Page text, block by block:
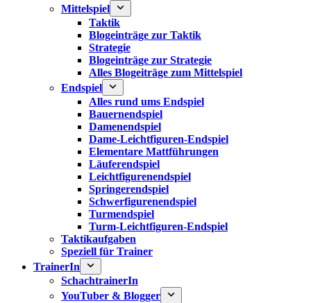
Mittelspiel
Taktik
Blogeinträge zur Taktik
Strategie
Blogeinträge zur Strategie
Alles Blogeiträge zum Mittelspiel
Endspiel
Alles rund ums Endspiel
Bauernendspiel
Damenendspiel
Dame-Leichtfiguren-Endspiel
Elementare Mattführungen
Läuferendspiel
Leichtfigurenendspiel
Springerendspiel
Schwerfigurenendspiel
Turmendspiel
Turm-Leichtfiguren-Endspiel
Taktikaufgaben
Speziell für Trainer
TrainerIn
SchachtrainerIn
YouTuber & Blogger